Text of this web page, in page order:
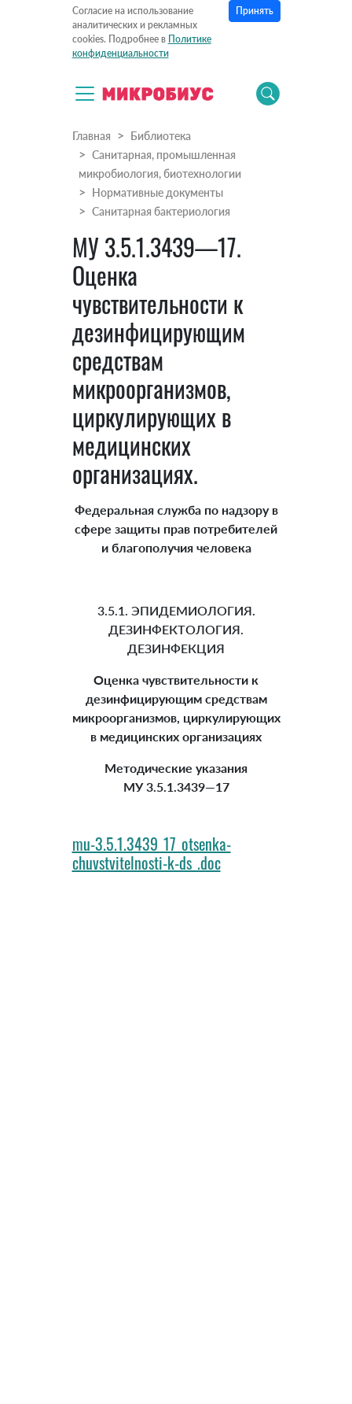
Согласие на использование
аналитических и рекламных
cookies. Подробнее в Политике
конфиденциальности
Принять
Главная
Библиотека
Санитарная, промышленная
микробиология, биотехнологии
Нормативные документы
Санитарная бактериология
МУ 3.5.1.3439—17.
Оценка
чувствительности к
дезинфицирующим
средствам
микроорганизмов,
циркулирующих в
медицинских
организациях.
Федеральная служба по надзору в
сфере защиты прав потребителей
и благополучия человека
3.5.1. ЭПИДЕМИОЛОГИЯ.
ДЕЗИНФЕКТОЛОГИЯ.
ДЕЗИНФЕКЦИЯ
Оценка чувствительности к
дезинфицирующим средствам
микроорганизмов, циркулирующих
в медицинских организациях
Методические указания
МУ 3.5.1.3439—17
mu-3.5.1.3439_17_otsenka-
chuvstvitelnosti-k-ds_.doc